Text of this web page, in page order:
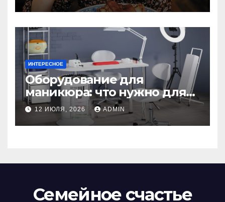
здоровья зубов
ИНТЕРЕСНОЕ
Оборудование для
маникюра: что нужно для
идеального маникюра
12 ИЮЛЯ, 2026 ADMIN
Семейное счастье